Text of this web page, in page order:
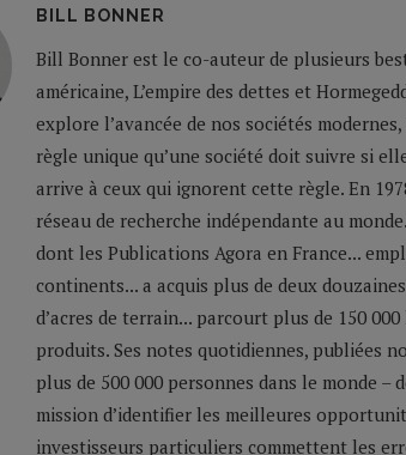
BILL BONNER
Bill Bonner est le co-auteur de plusieurs
américaine, L’empire des dettes et
explore l’avancée de nos sociétés
règle unique qu’une société doit suivre si
arrive à ceux qui ignorent cette règle. En
réseau de recherche indépendante au
dont les Publications Agora en France...
continents... a acquis plus de deux
d’acres de terrain... parcourt plus de 150
produits. Ses notes quotidiennes, publiées
plus de 500 000 personnes dans le monde –
mission d’identifier les meilleures
investisseurs particuliers commettent les